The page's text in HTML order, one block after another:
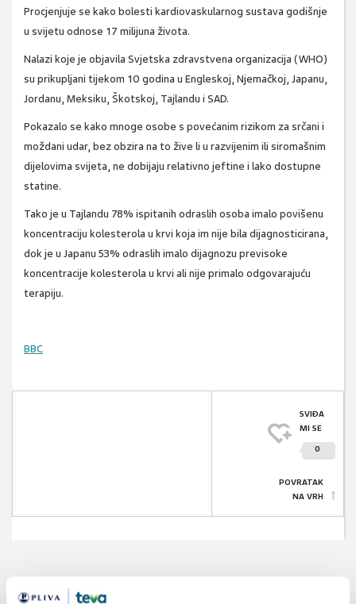
Procjenjuje se kako bolesti kardiovaskularnog sustava godišnje
u svijetu odnose 17 milijuna života.
Nalazi koje je objavila Svjetska zdravstvena organizacija (WHO)
su prikupljani tijekom 10 godina u Engleskoj, Njemačkoj, Japanu,
Jordanu, Meksiku, Škotskoj, Tajlandu i SAD.
Pokazalo se kako mnoge osobe s povećanim rizikom za srčani i
moždani udar, bez obzira na to žive li u razvijenim ili siromašnim
dijelovima svijeta, ne dobijaju relativno jeftine i lako dostupne
statine.
Tako je u Tajlandu 78% ispitanih odraslih osoba imalo povišenu
koncentraciju kolesterola u krvi koja im nije bila dijagnosticirana,
dok je u Japanu 53% odraslih imalo dijagnozu previsoke
koncentracije kolesterola u krvi ali nije primalo odgovarajuću
terapiju.
BBC
SVIĐA
MI SE
0
POVRATAK
NA VRH
VEZANI SADRŽAJ